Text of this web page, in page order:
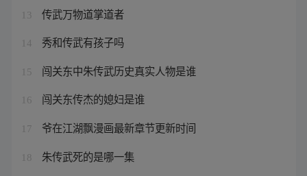
13 传武万物道掌道者
14 秀和传武有孩子吗
15 闯关东中朱传武历史真实人物是谁
16 闯关东传杰的媳妇是谁
17 爷在江湖飘漫画最新章节更新时间
18 朱传武死的是哪一集